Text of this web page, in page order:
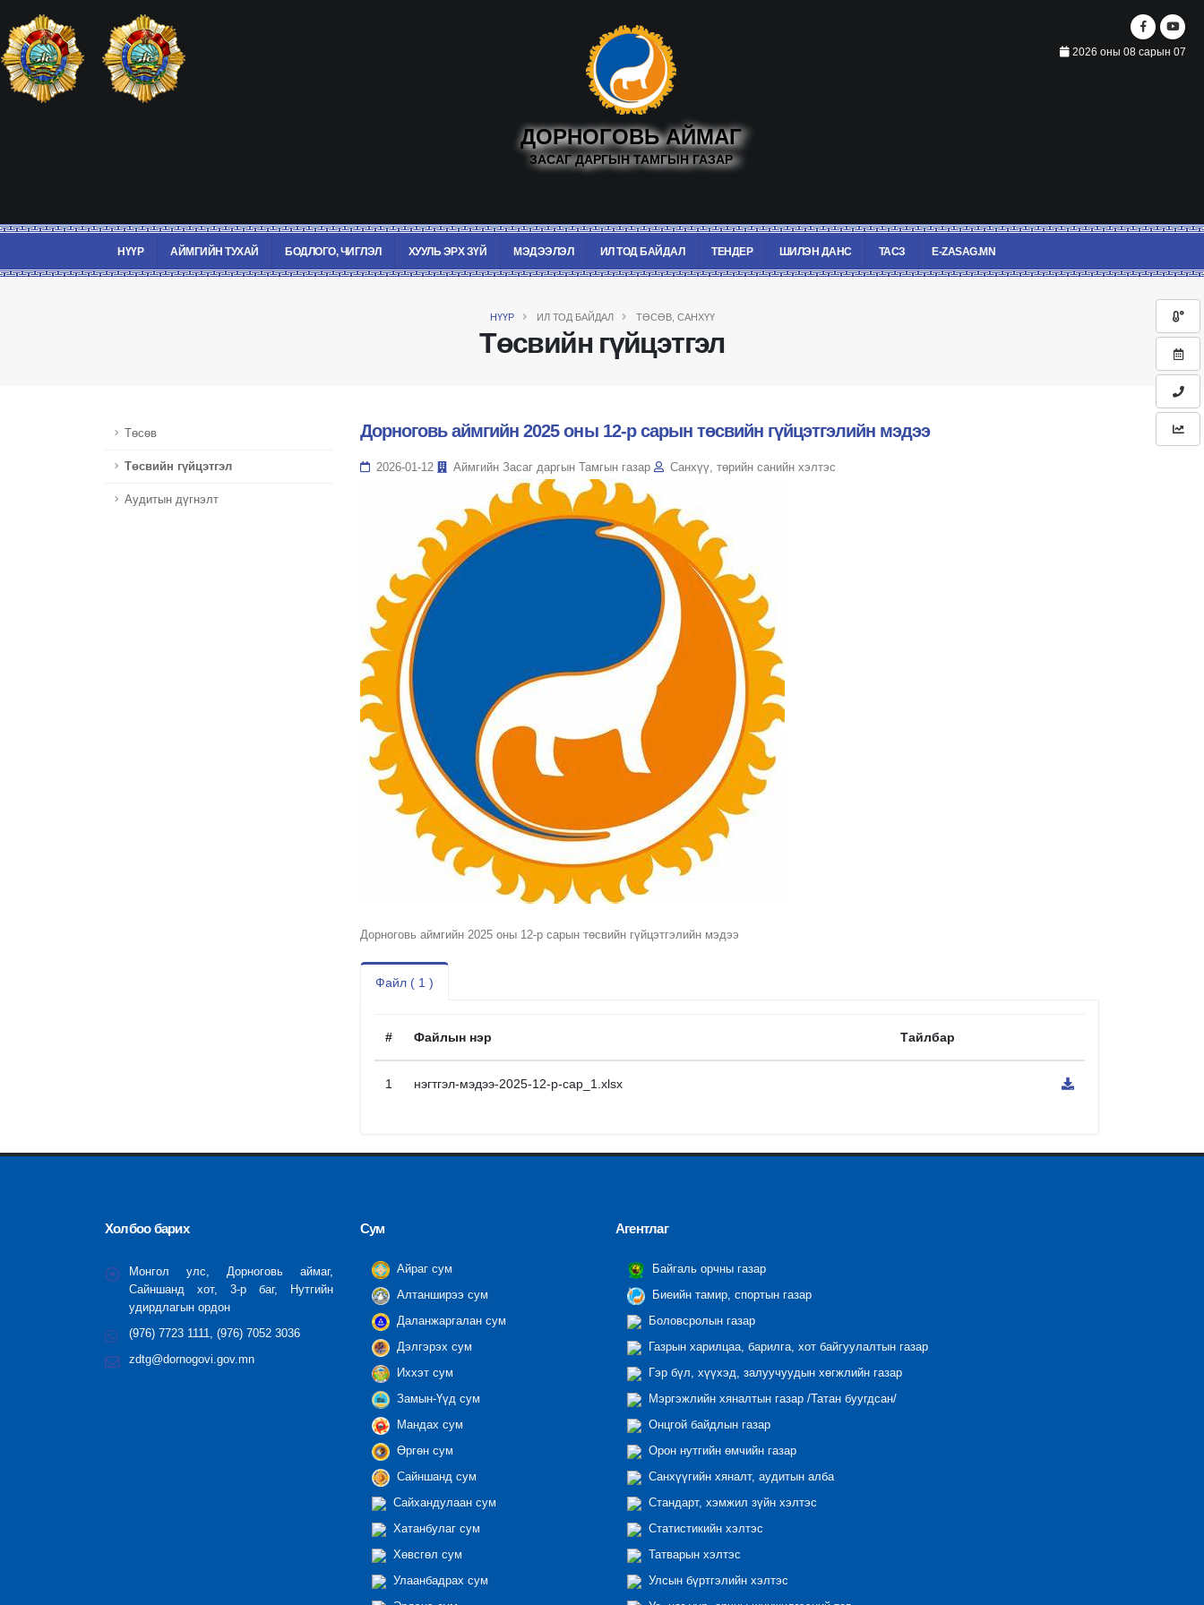
2026 оны 08 сарын 07
ДОРНОГОВЬ АЙМАГ
ЗАСАГ ДАРГЫН ТАМГЫН ГАЗАР
НҮҮР АЙМГИЙН ТУХАЙ БОДЛОГО, ЧИГЛЭЛ ХУУЛЬ ЭРХ ЗҮЙ МЭДЭЭЛЭЛ ИЛ ТОД БАЙДАЛ ТЕНДЕР ШИЛЭН ДАНС ТАСЗ E-ZASAG.MN
НҮҮР ИЛ ТОД БАЙДАЛ ТӨСӨВ, САНХҮҮ
Төсвийн гүйцэтгэл
Төсөв
Төсвийн гүйцэтгэл
Аудитын дүгнэлт
Дорноговь аймгийн 2025 оны 12-р сарын төсвийн гүйцэтгэлийн мэдээ
2026-01-12 Аймгийн Засаг даргын Тамгын газар Санхүү, төрийн санийн хэлтэс
Дорноговь аймгийн 2025 оны 12-р сарын төсвийн гүйцэтгэлийн мэдээ
Файл ( 1 )
# Файлын нэр Тайлбар
1 нэгтгэл-мэдээ-2025-12-р-сар_1.xlsx
Холбоо барих
Монгол улс, Дорноговь аймаг,
Сайншанд хот, 3-р баг, Нутгийн
удирдлагын ордон
(976) 7723 1111, (976) 7052 3036
zdtg@dornogovi.gov.mn
Сум
Айраг сум
Алтанширээ сум
Даланжаргалан сум
Дэлгэрэх сум
Иххэт сум
Замын-Үүд сум
Мандах сум
Өргөн сум
Сайншанд сум
Сайхандулаан сум
Хатанбулаг сум
Хөвсгөл сум
Улаанбадрах сум
Агентлаг
Байгаль орчны газар
Биеийн тамир, спортын газар
Боловсролын газар
Газрын харилцаа, барилга, хот байгуулалтын газар
Гэр бүл, хүүхэд, залуучуудын хөгжлийн газар
Мэргэжлийн хяналтын газар /Татан буугдсан/
Онцгой байдлын газар
Орон нутгийн өмчийн газар
Санхүүгийн хяналт, аудитын алба
Стандарт, хэмжил зүйн хэлтэс
Статистикийн хэлтэс
Татварын хэлтэс
Улсын бүртгэлийн хэлтэс